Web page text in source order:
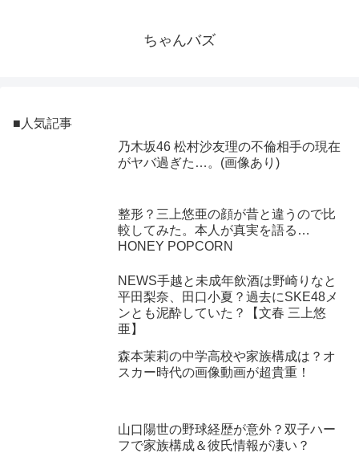
ちゃんバズ
■人気記事
乃木坂46 松村沙友理の不倫相手の現在
がヤバ過ぎた…。(画像あり)
整形？三上悠亜の顔が昔と違うので比
較してみた。本人が真実を語る…
HONEY POPCORN
NEWS手越と未成年飲酒は野崎りなと
平田梨奈、田口小夏？過去にSKE48メ
ンとも泥酔していた？【文春 三上悠
亜】
森本茉莉の中学高校や家族構成は？オ
スカー時代の画像動画が超貴重！
山口陽世の野球経歴が意外？双子ハー
フで家族構成＆彼氏情報が凄い？